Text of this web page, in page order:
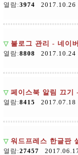
열람:3974 2017.10.26
▽ 불로그 관리 - 네이
열람:8808 2017.10.24
▽ 페이스북 알림 끄기
열람:8415 2017.07.18
▽ 워드프레스 한글판
열람:27457